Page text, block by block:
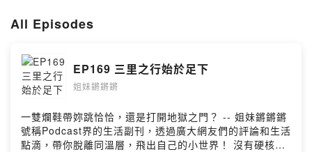
Hosting provided by SoundOn
All Episodes
EP169 三里之行始於足下
姐妹鏘鏘鏘
一雙爛鞋帶妳跳恰恰，還是打開地獄之門？ -- 姐妹鏘鏘鏘
號稱Podcast界的生活副刊，透過廣大網友們的評論和生活
點滴，帶你脫離同溫層，飛出自己的小世界！ 沒有硬核知